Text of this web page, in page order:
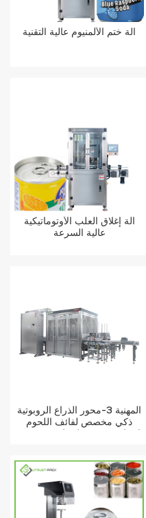
آلة ختم الألمنيوم عالية التقنية
آلة إغلاق العلب الأوتوماتيكية
عالية السرعة
المهنية 3-محور الذراع الروبوتية
ذكي مخصص لفائف اللحوم